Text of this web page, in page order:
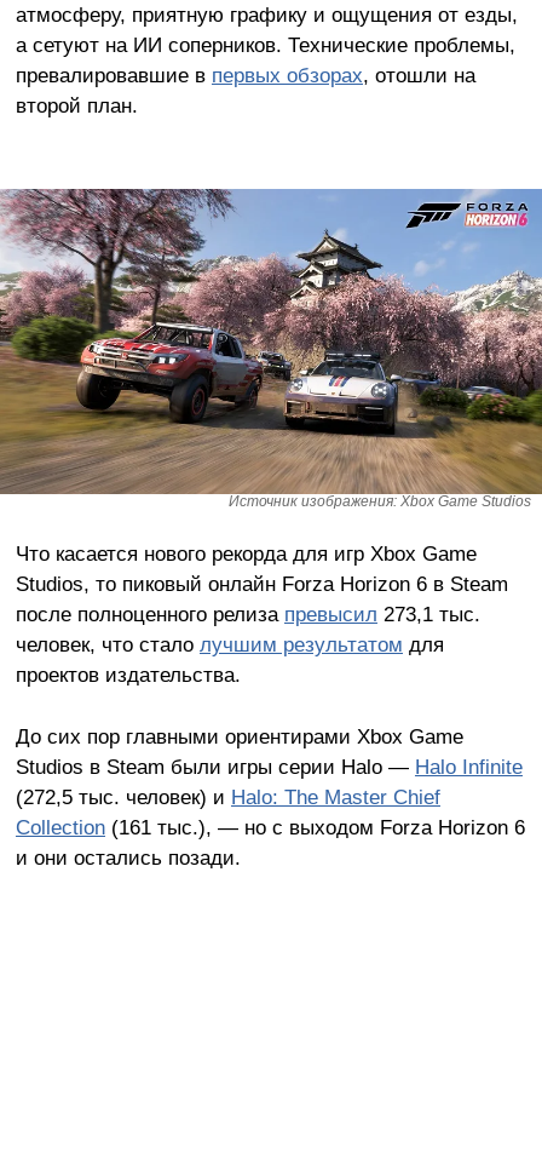
атмосферу, приятную графику и ощущения от езды,
а сетуют на ИИ соперников. Технические проблемы,
превалировавшие в первых обзорах, отошли на
второй план.
Источник изображения: Xbox Game Studios
Что касается нового рекорда для игр Xbox Game
Studios, то пиковый онлайн Forza Horizon 6 в Steam
после полноценного релиза превысил 273,1 тыс.
человек, что стало лучшим результатом для
проектов издательства.
До сих пор главными ориентирами Xbox Game
Studios в Steam были игры серии Halo — Halo Infinite
(272,5 тыс. человек) и Halo: The Master Chief
Collection(161 тыс.), — но с выходом Forza Horizon 6
и они остались позади.